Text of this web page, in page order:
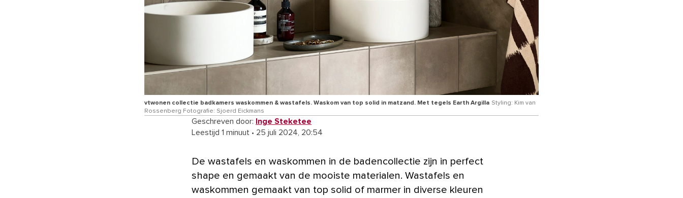
vtwonen collectie badkamers waskommen & wastafels. Waskom van top solid in matzand. Met tegels Earth Argilla Styling: Kim van
Rossenberg Fotografie: Sjoerd Eickmans
Geschreven door:
Inge Steketee
Leestijd 1 minuut • 25 juli 2024, 20:54
De wastafels en waskommen in de badencollectie zijn in perfect
shape en gemaakt van de mooiste materialen. Wastafels en
waskommen gemaakt van top solid of marmer in diverse kleuren